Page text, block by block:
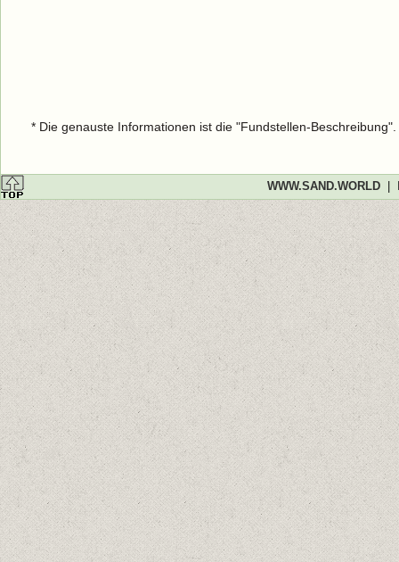
* Die genauste Informationen ist die "Fundstellen-
WWW.SAND.WORLD|